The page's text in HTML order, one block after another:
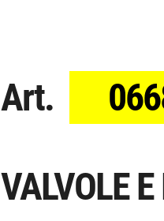
Art.
VALVOLE